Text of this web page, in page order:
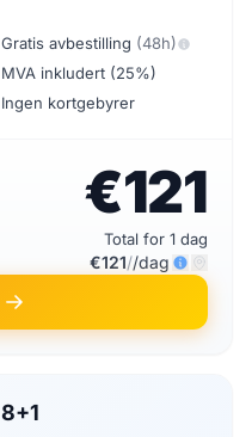
Gratis avbestilling (48h)
MVA inkludert (25%)
Ingen kortgebyrer
€121
Total for 1 dag
€121//dag